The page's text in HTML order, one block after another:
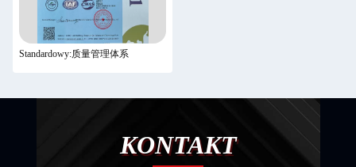
Standardowy:质量管理体系
KONTAKT